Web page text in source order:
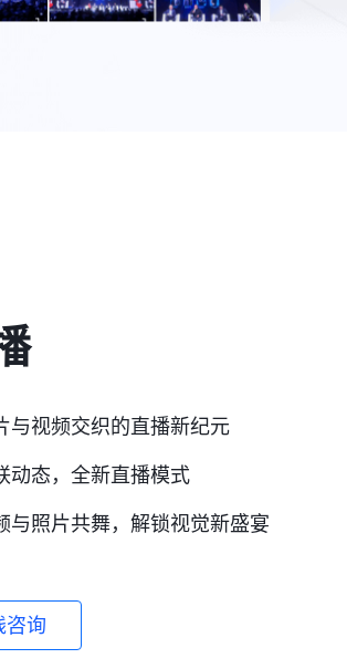
与视频交织的直播新纪元
动态，全新直播模式
与照片共舞，解锁视觉新盛宴
咨询